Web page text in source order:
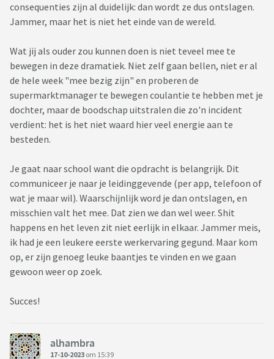
consequenties zijn al duidelijk: dan wordt ze dus ontslagen.
Jammer, maar het is niet het einde van de wereld.
Wat jij als ouder zou kunnen doen is niet teveel mee te
bewegen in deze dramatiek. Niet zelf gaan bellen, niet er al
de hele week "mee bezig zijn" en proberen de
supermarktmanager te bewegen coulantie te hebben met je
dochter, maar de boodschap uitstralen die zo'n incident
verdient: het is het niet waard hier veel energie aan te
besteden.
Je gaat naar school want die opdracht is belangrijk. Dit
communiceer je naar je leidinggevende (per app, telefoon of
wat je maar wil). Waarschijnlijk word je dan ontslagen, en
misschien valt het mee. Dat zien we dan wel weer. Shit
happens en het leven zit niet eerlijk in elkaar. Jammer meis,
ik had je een leukere eerste werkervaring gegund. Maar kom
op, er zijn genoeg leuke baantjes te vinden en we gaan
gewoon weer op zoek.
Succes!
alhambra
17-10-2023 om 15:39